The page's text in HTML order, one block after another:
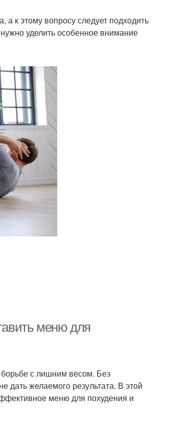
к этому вопросу следует подходить
уделить особенное внимание
меню для
с лишним весом. Без
дать желаемого результата. В этой
меню для похудения и